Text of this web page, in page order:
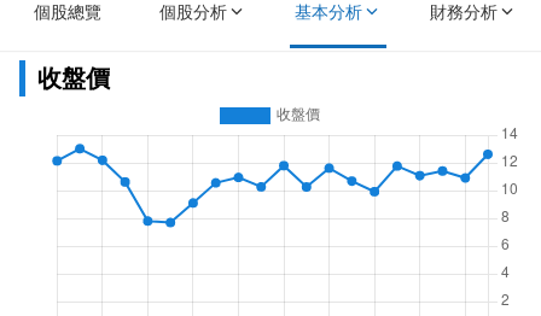
個股總覽 個股分析 基本分析 財務分析
收盤價